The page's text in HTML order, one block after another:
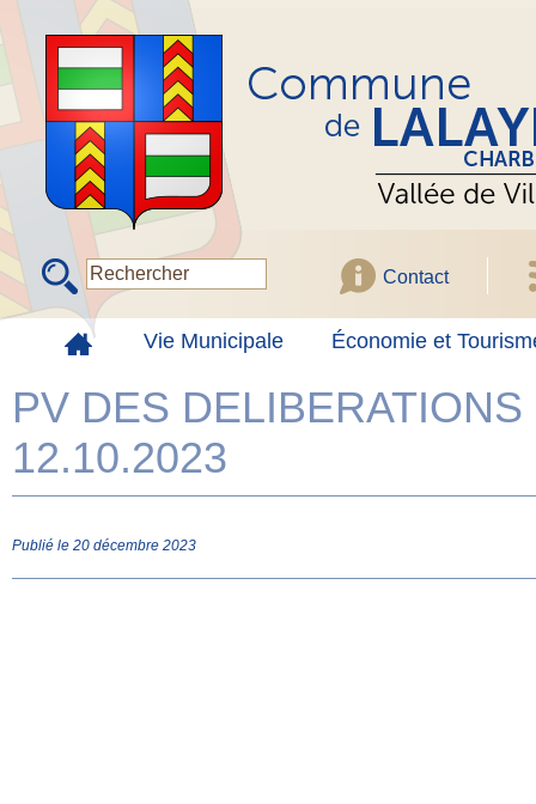
Contact
Vie Municipale Économie et
PV DES
12.10.2023
Publié le 20 décembre 2023